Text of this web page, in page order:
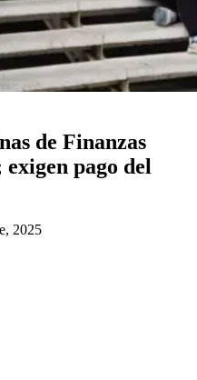
de Finanzas
pago del
2025